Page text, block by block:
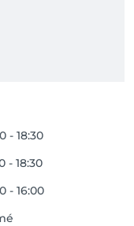
- 18:30
- 18:30
- 16:00